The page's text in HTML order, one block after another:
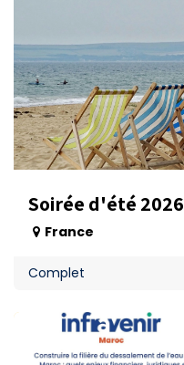
Soirée d'été 2026
France
Complet